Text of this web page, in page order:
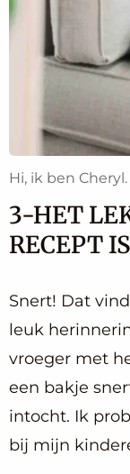
Hi, ik ben Cheryl.
3-HET
RECEPT
Snert! Dat
leuk
vroeger met
een bakje
intocht. Ik
bij mijn